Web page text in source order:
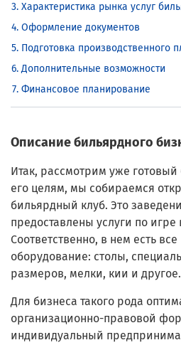
Характеристика рынка услуг
Оформление документов
Подготовка производственного
Дополнительные возможности
Финансовое планирование
Описание бильярдного
Итак, рассмотрим уже готовый
его целям, мы собираемся
бильярдный клуб. Это
предоставлены услуги по игре
Соответственно, в нем есть
оборудование: столы,
размеров, мелки, кии и другое.
Для бизнеса такого рода
организационно-правовой
индивидуальный